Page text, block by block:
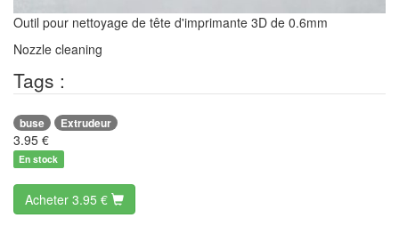
Outil pour nettoyage de tête d'imprimante 3D de 0.6mm
Nozzle cleaning
Tags :
buse Extrudeur
3.95 €
En stock
Acheter 3.95 €